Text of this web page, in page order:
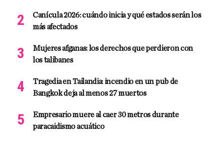
Canícula 2026: cuándo inicia y qué estados serán los
más afectados
Mujeres afganas: los derechos que perdieron con
los talibanes
Tragedia en Tailandia: incendio en un pub de
Bangkok deja al menos 27 muertos
Empresario muere al caer 30 metros durante
paracaidismo acuático